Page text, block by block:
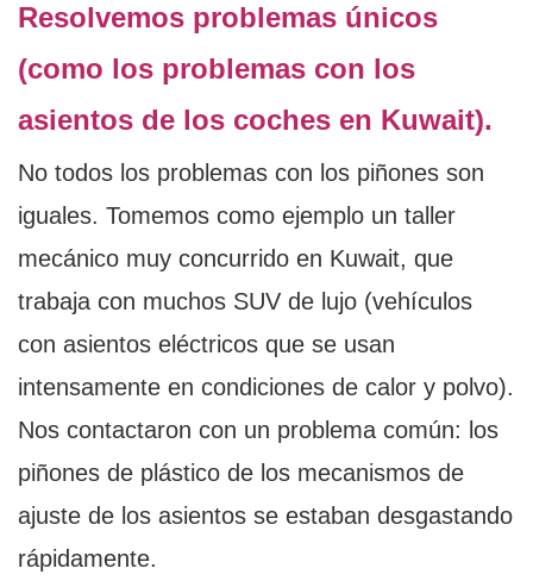
Resolvemos problemas únicos
(como los problemas con los
asientos de los coches en Kuwait).
No todos los problemas con los piñones son
iguales. Tomemos como ejemplo un taller
mecánico muy concurrido en Kuwait, que
trabaja con muchos SUV de lujo (vehículos
con asientos eléctricos que se usan
intensamente en condiciones de calor y polvo).
Nos contactaron con un problema común: los
piñones de plástico de los mecanismos de
ajuste de los asientos se estaban desgastando
rápidamente.